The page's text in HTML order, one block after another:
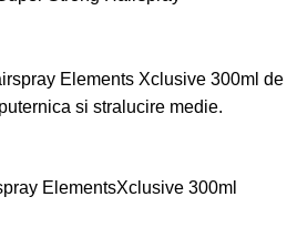
ElementsXclusive 300ml